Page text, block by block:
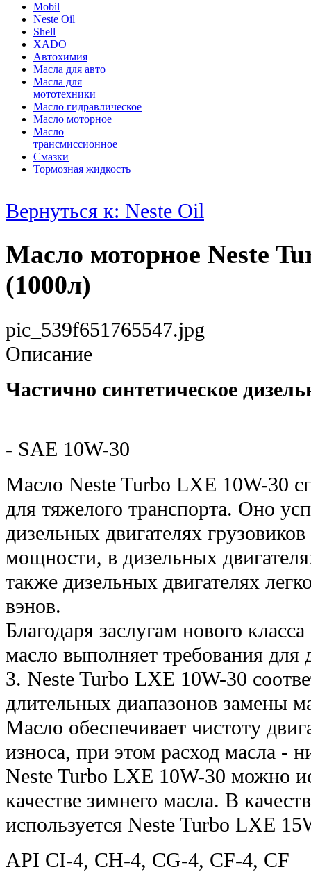
Mobil
Neste Oil
Shell
XADO
Автохимия
Масла для авто
Масла для
мототехники
Масло гидравлическое
Масло моторное
Масло
трансмиссионное
Смазки
Тормозная жидкость
Вернуться к: Neste Oil
Масло моторное Neste
(1000л)
pic_539f651765547.jpg
Описание
Частично синтетическое
- SAE 10W-30
Масло Neste Turbo LXE 10W-30
для тяжелого транспорта. Оно
дизельных двигателях
мощности, в дизельных
также дизельных двигателях
вэнов.
Благодаря заcлугам нового
масло выполняет требования для
3. Neste Turbo LXE 10W-30
длительных диапазонов замены
Масло обеспечивает чистоту
износа, при этом расход масла -
Neste Turbo LXE 10W-30 можно
качестве зимнего масла. В
используется Neste Turbo LXE
API CI-4, CH-4, CG-4, CF-4, CF